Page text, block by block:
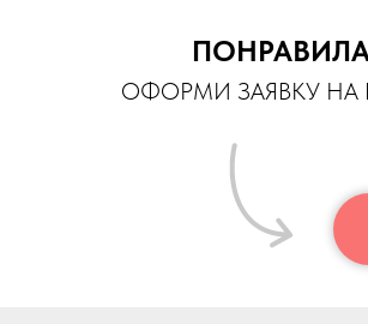
ОФОРМИ ЗАЯВКУ НА